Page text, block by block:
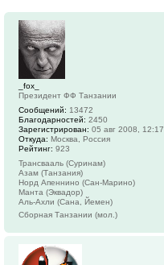
_fox_
Президент ФФ Танзании
Сообщений: 13472
Благодарностей: 2450
Зарегистрирован: 05 авг 2008, 12:17
Откуда: Москва, Россия
Рейтинг: 923
Трансвааль (Суринам)
Азам (Танзания)
Норд Апеннино (Сан-Марино)
Манта (Эквадор)
Аль-Ахли (Сана, Йемен)
Сборная Танзании (мол.)